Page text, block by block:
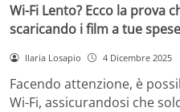
Wi-Fi Lento? Ecco la prova
scaricando i film a tue spese
Ilaria Losapio 4 Dicembre 2025
Facendo attenzione, è
Wi-Fi, assicurandosi che